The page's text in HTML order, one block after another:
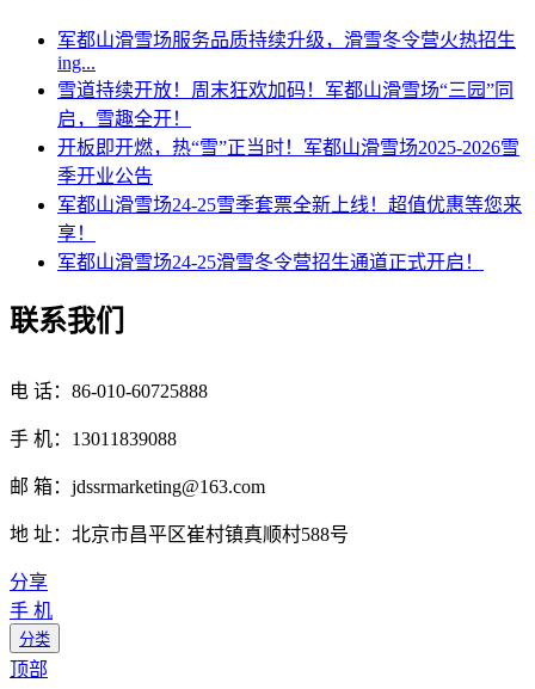
军都山滑雪场服务品质持续升级，滑雪冬令营火热招生
ing...
雪道持续开放！周末狂欢加码！军都山滑雪场“三园”同
启，雪趣全开！
开板即开燃，热“雪”正当时！军都山滑雪场2025-2026雪
季开业公告
军都山滑雪场24-25雪季套票全新上线！超值优惠等您来
享！
军都山滑雪场24-25滑雪冬令营招生通道正式开启！
联系我们
电 话：86-010-60725888
手 机：13011839088
邮 箱：jdssrmarketing@163.com
地 址：北京市昌平区崔村镇真顺村588号
分享
手 机
分类
顶部